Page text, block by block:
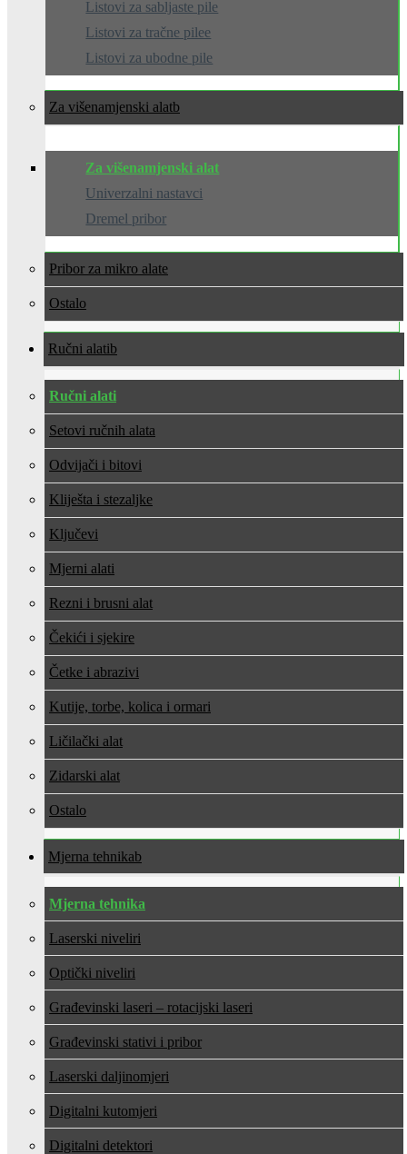
Listovi za sabljaste pile
Listovi za tračne pilee
Listovi za ubodne pile
Za višenamjenski alat
Za višenamjenski alat
Univerzalni nastavci
Dremel pribor
Pribor za mikro alate
Ostalo
Ručni alati
Ručni alati
Setovi ručnih alata
Odvijači i bitovi
Kliješta i stezaljke
Ključevi
Mjerni alati
Rezni i brusni alat
Čekići i sjekire
Četke i abrazivi
Kutije, torbe, kolica i ormari
Ličilački alat
Zidarski alat
Ostalo
Mjerna tehnika
Mjerna tehnika
Laserski niveliri
Optički niveliri
Građevinski laseri – rotacijski laseri
Građevinski stativi i pribor
Laserski daljinomjeri
Digitalni kutomjeri
Digitalni detektori